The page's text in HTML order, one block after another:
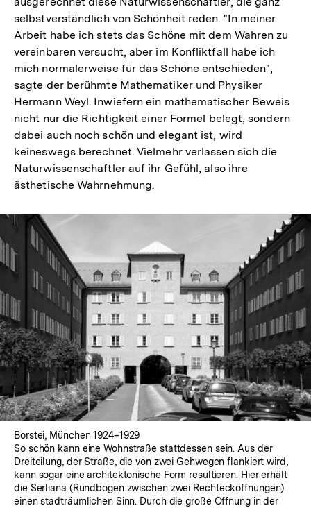
selbstverständlich von Schönheit reden. "In meiner
Arbeit habe ich stets das Schöne mit dem Wahren zu
vereinbaren versucht, aber im Konfliktfall habe ich
mich normalerweise für das Schöne entschieden",
sagte der berühmte Mathematiker und Physiker
Hermann Weyl. Inwiefern ein mathematischer Beweis
nicht nur die Richtigkeit einer Formel belegt, sondern
dabei auch noch schön und elegant ist, wird
keineswegs berechnet. Vielmehr verlassen sich die
Naturwissenschaftler auf ihr Gefühl, also ihre
ästhetische Wahrnehmung.
Borstei, München 1924–1929
So schön kann eine Wohnstraße stattdessen sein. Aus der
Dreiteilung, der Straße, die von zwei Gehwegen flankiert wird,
kann sogar eine architektonische Form resultieren. Hier erhält
die Serliana (Rundbogen zwischen zwei Rechtecköffnungen)
einen stadträumlichen Sinn. Durch die große Öffnung in der